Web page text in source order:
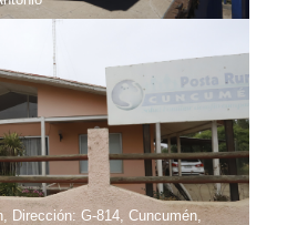
Dirección: G-814, Cuncumén,